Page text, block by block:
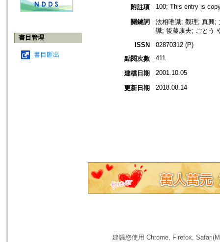
書目管理
書目匯出
附註項
100; This entry is
關鍵詞
法相唯識; 觀理; 真興;
識; 後藤康夫; ごとう
ISSN
02870312 (P)
點閱次數
411
建檔日期 2001.10.05
更新日期 2018.08.14
建議您使用 Chrome, Firefox,